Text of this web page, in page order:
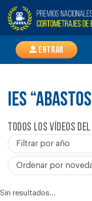
Entrar
IES
Todos los vídeos
Sin resultados...